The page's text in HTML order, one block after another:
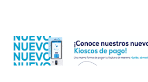
Tasa del dólar jueves 06 de agosto